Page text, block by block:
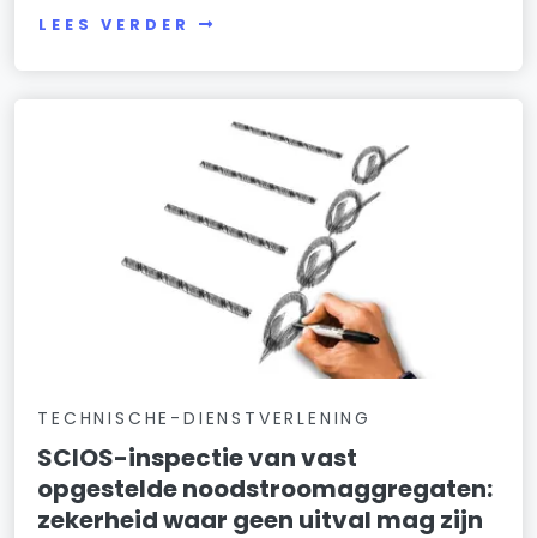
LEES VERDER
TECHNISCHE-DIENSTVERLENING
SCIOS-inspectie van vast
opgestelde noodstroomaggregaten:
zekerheid waar geen uitval mag zijn